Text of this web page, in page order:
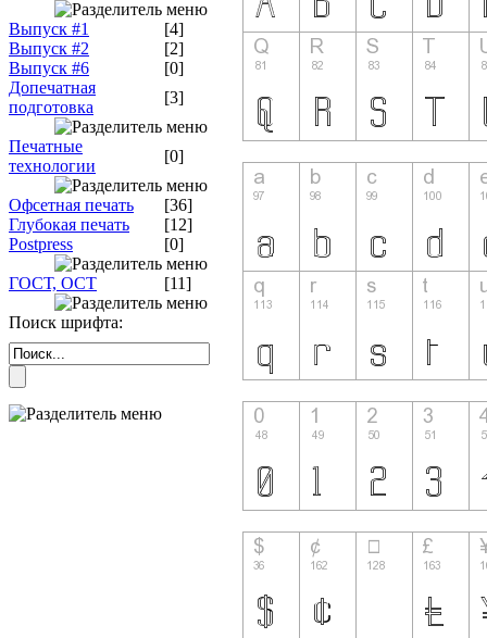
Выпуск #1
[4]
Выпуск #2
[2]
Выпуск #6
[0]
Допечатная
подготовка
[3]
Печатные
технологии
[0]
Офсетная печать
[36]
Глубокая печать
[12]
Postpress
[0]
ГОСТ, ОСТ [11]
Поиск шрифта: